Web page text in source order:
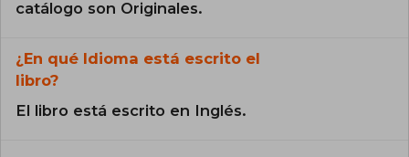
catálogo son Originales.
¿En qué Idioma está escrito el
libro?
El libro está escrito en Inglés.